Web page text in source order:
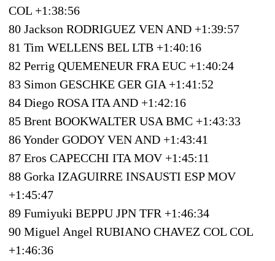
COL +1:38:56
80 Jackson RODRIGUEZ VEN AND +1:39:57
81 Tim WELLENS BEL LTB +1:40:16
82 Perrig QUEMENEUR FRA EUC +1:40:24
83 Simon GESCHKE GER GIA +1:41:52
84 Diego ROSA ITA AND +1:42:16
85 Brent BOOKWALTER USA BMC +1:43:33
86 Yonder GODOY VEN AND +1:43:41
87 Eros CAPECCHI ITA MOV +1:45:11
88 Gorka IZAGUIRRE INSAUSTI ESP MOV
+1:45:47
89 Fumiyuki BEPPU JPN TFR +1:46:34
90 Miguel Angel RUBIANO CHAVEZ COL COL
+1:46:36